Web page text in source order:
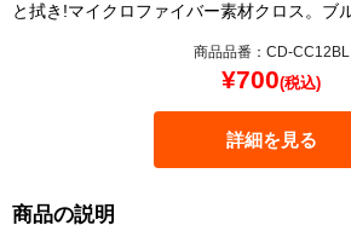
と拭き!マイクロファイバー素材クロス。ブ
商品品番：CD-CC12BL
¥700(税込)
詳細を見る
商品の説明